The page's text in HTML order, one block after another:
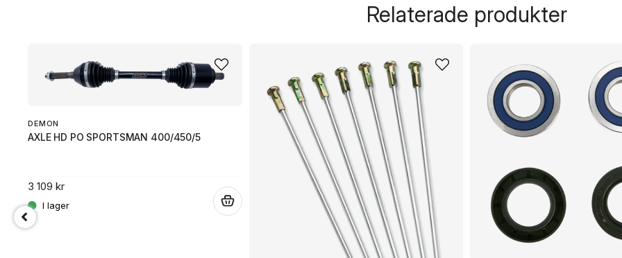
Namn
Ja, ni får publicera
Relaterade produkter
DEMON
AXLE HD PO SPORTSMAN 400/450/5
3 109 kr